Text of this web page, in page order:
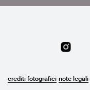
crediti fotografici note legali